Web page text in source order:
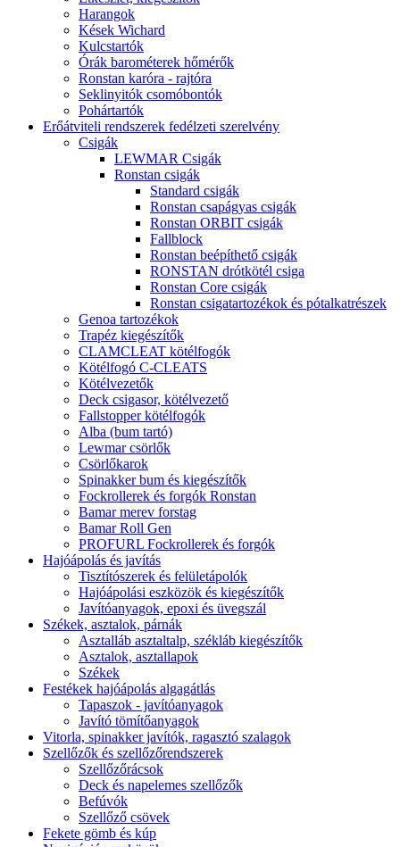
Harangok
Kések Wichard
Kulcstartók
Órák barométerek hőmérők
Ronstan karóra - rajtóra
Seklinyitók csomóbontók
Pohártartók
Erőátviteli rendszerek fedélzeti szerelvény
Csigák
LEWMAR Csigák
Ronstan csigák
Standard csigák
Ronstan csapágyas csigák
Ronstan ORBIT csigák
Fallblock
Ronstan beépíthető csigák
RONSTAN drótkötél csiga
Ronstan Core csigák
Ronstan csigatartozékok és pótalkatrészek
Genoa tartozékok
Trapéz kiegészítők
CLAMCLEAT kötélfogók
Kötélfogó C-CLEATS
Kötélvezetők
Deck csigasor, kötélvezető
Fallstopper kötélfogók
Alba (bum tartó)
Lewmar csörlők
Csörlőkarok
Spinakker bum és kiegészítők
Fockrollerek és forgók Ronstan
Bamar merev forstag
Bamar Roll Gen
PROFURL Fockrollerek és forgók
Hajóápolás és javítás
Tisztítószerek és felületápolók
Hajóápolási eszközök és kiegészítők
Javítóanyagok, epoxi és üvegszál
Székek, asztalok, párnák
Asztalláb asztaltalp, székláb kiegészítők
Asztalok, asztallapok
Székek
Festékek hajóápolás algagátlás
Tapaszok - javítóanyagok
Javító tömítőanyagok
Vitorla, spinakker javítók, ragasztó szalagok
Szellőzők és szellőzőrendszerek
Szellőzőrácsok
Deck és napelemes szellőzők
Befúvók
Szellőző csövek
Fekete gömb és kúp